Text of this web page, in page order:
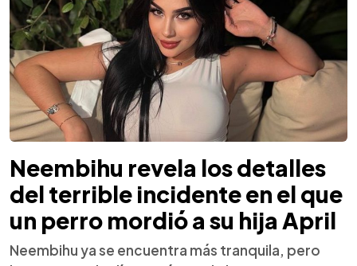
Neembihu revela los detalles
del terrible incidente en el que
un perro mordió a su hija April
Neembihu ya se encuentra más tranquila, pero